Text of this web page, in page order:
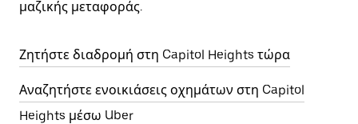
μαζικής μεταφοράς.
Ζητήστε διαδρομή στη Capitol Heights τώρα
Αναζητήστε ενοικιάσεις οχημάτων στη Capitol
Heights μέσω Uber